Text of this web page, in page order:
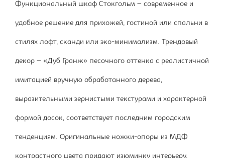
Функциональный шкаф Стокгольм – современное и
удобное решение для прихожей, гостиной или спальни в
стилях лофт, сканди или эко-минимализм. Трендовый
декор – «Дуб Гранж» песочного оттенка с реалистичной
имитацией вручную обработанного дерева,
выразительными зернистыми текстурами и характерной
формой досок, соответствует последним городским
тенденциям. Оригинальные ножки-опоры из МДФ
контрастного цвета придают изюминку интерьеру.